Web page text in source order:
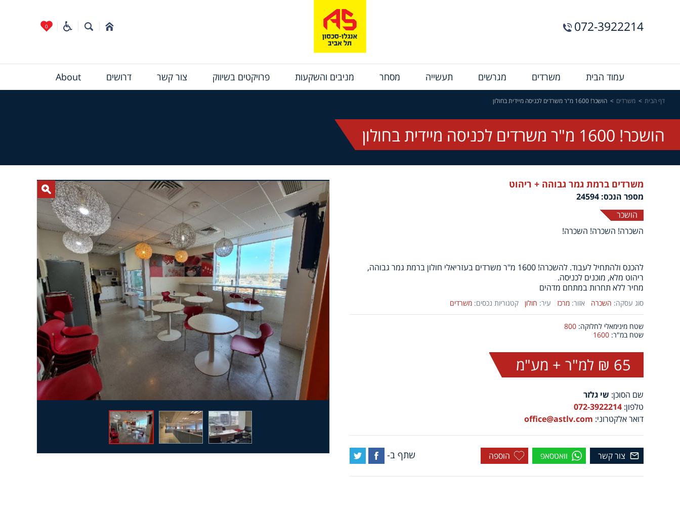
072-3922214
0
עמוד הבית משרדים מגרשים תעשייה מסחר מניבים והשקעות פרויקטים בשיווק צור קשר דרושים About
דף הבית משרדים הושכר! 1600 מ"ר משרדים לכניסה מיידית בחולון
הושכר! 1600 מ"ר משרדים לכניסה מיידית בחולון
משרדים ברמת גמר גבוהה + ריהוט
מספר הנכס: 24594
הושכר
השכרה! השכרה! השכרה!
להכנס ולהתחיל לעבוד. להשכרה! 1600 מ"ר משרדים בעזריאלי חולון ברמת גמר גבוהה,
ריהוט מלא, מוכנים לכניסה.
מחיר ללא תחרות במתחם מדהים
סוג עסקה: השכרה אזור: מרכז עיר: חולון קטגוריות נכסים: משרדים
שטח מינימאלי לחלוקה: 800
שטח במ"ר: 1600
65 ₪ למ"ר + מע"מ
שם הסוכן: שי גלזר
טלפון: 072-3922214
דואר אלקטרוני: office@astlv.com
צור קשר וואטסאפ הוספה שתף ב-